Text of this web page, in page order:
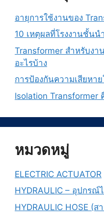
อายุการใช้งานของ
10 เหตุผลที่โรงงานชั้นน
Transformer สำหรับง
อะไรบ้าง
การป้องกันความเสียหา
Isolation Transformer
หมวดหมู่
ELECTRIC ACTUATOR
HYDRAULIC – อุปกรณ์
HYDRAULIC HOSE (ส